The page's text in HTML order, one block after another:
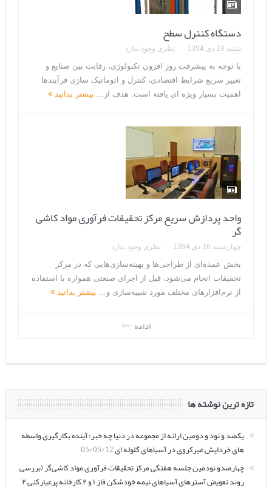
دستگاه کنترل سطح
شنبه 19 دی 1394 نظری وجود ندارد
با توجه به پیشرفت روز افزون تکنولوژی، رقابت بین صنایع و
تغییر سریع شرایط اقتصادی، کنترل و اتوماتیک سازی فرآیندها
اهمیت بسیار ویژه ای یافته است. هدف از...
بیشتر بدانید
واحد پردازش سریع مرکز تحقیقات فرآوری مواد کاشی
گر
چهارشنبه 16 دی 1394 نظری وجود ندارد
بخش عمده‌ای از طراحی‌ها و بهینه‌سازی‌هایی که در مرکز
تحقیقات انجام می‌شود، قبل از اجرای صنعتی همواره با استفاده
از نرم‌افزارهای مختلف مورد شبیه‌سازی و...
بیشتر بدانید
ادامه
تازه ترین نوشته ها
یکصد و نود و دومین ارائه از مجموعه در دنیا چه خبر: آینده بکارگیری واسطه
های خردایش غیرکروی در آسیاهای گلوله ای05/05/12
چهارصدو نودمین جلسه هفتگی مرکز تحقیقات فرآوری مواد کاشی‌گر (بررسی
روند تعویض آسترهای آسیاهای نیمه خودشکن فاز ۱ و ۲ کارخانه پرعیارکنی ۲